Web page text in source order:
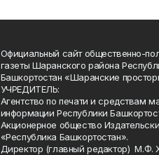
Официальный сайт общественно-
газеты Шаранского района
Башкортостан «Шаранские
УЧРЕДИТЕЛЬ:
Агентство по печати и средствам
информации Республики
Акционерное общество
«Республика Башкортостан».
Директор (главный редактор) М.Ф.